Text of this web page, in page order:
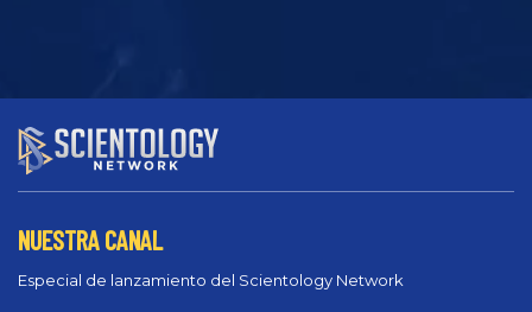
NUESTRA CANAL
Especial de lanzamiento del Scientology Network